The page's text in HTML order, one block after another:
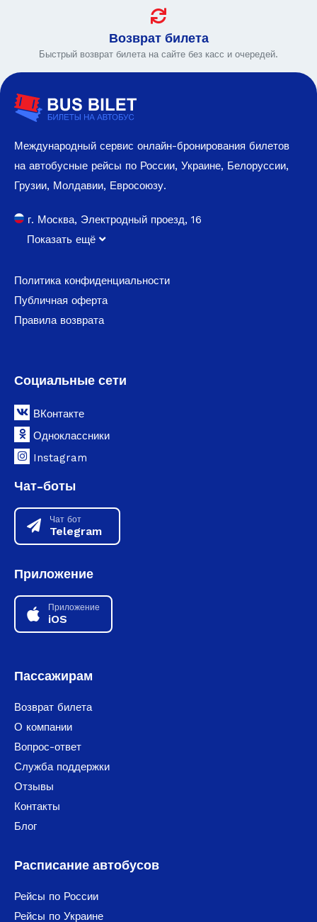
Возврат билета
Быстрый возврат билета на сайте без касс и очередей.
Международный сервис онлайн-бронирования билетов
на автобусные рейсы по России, Украине, Белоруссии,
Грузии, Молдавии, Евросоюзу.
г. Москва, Электродный проезд, 16
Показать ещё
Политика конфиденциальности
Публичная оферта
Правила возврата
Социальные сети
ВКонтакте
Одноклассники
Instagram
Чат-боты
Чат бот
Telegram
Приложение
Приложение
iOS
Пассажирам
Возврат билета
О компании
Вопрос-ответ
Служба поддержки
Отзывы
Контакты
Блог
Расписание автобусов
Рейсы по России
Рейсы по Украине